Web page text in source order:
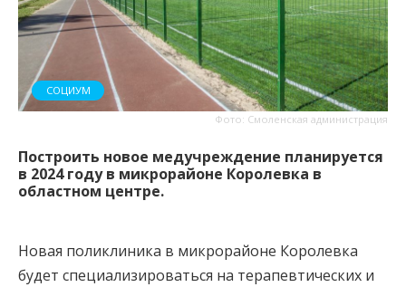
Фото: Смоленская администрация
СОЦИУМ
Построить новое медучреждение планируется
в 2024 году в микрорайоне Королевка в
областном центре.
Новая поликлиника в микрорайоне Королевка
будет специализироваться на терапевтических и